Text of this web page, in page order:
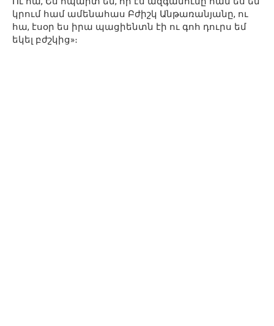
կրում համ ամենահաս Բժիշկ Անթառանյանը, ու
հա, էսօր ես իրա պացիենտն էի ու գոհ դուրս եմ
եկել բժշկից»։